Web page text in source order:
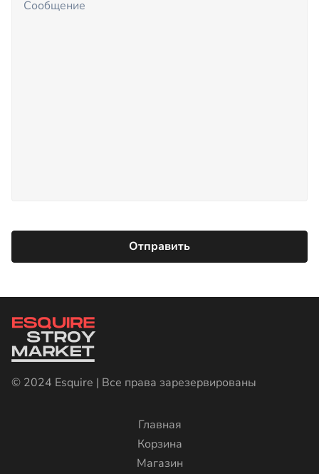
© 2024 Esquire | Все права зарезервированы
Главная
Корзина
Магазин